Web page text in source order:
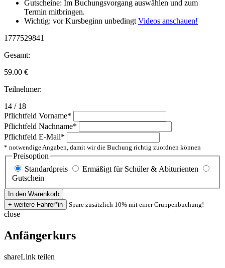
Gutscheine: Im Buchungsvorgang auswählen und zum
Termin mitbringen.
Wichtig: vor Kursbeginn unbedingtVideos anschauen!
1777529841
Gesamt:
59.00 €
Teilnehmer:
14 / 18
Pflichtfeld Vorname*
Pflichtfeld Nachname*
Pflichtfeld E-Mail*
* notwendige Angaben, damit wir die Buchung richtig zuordnen können
Preisoption
Standardpreis
Ermäßigt für Schüler & Abiturienten
Gutschein
Spare zusätzlich 10% mit einer Gruppenbuchung!
close
Anfängerkurs
shareLink teilen